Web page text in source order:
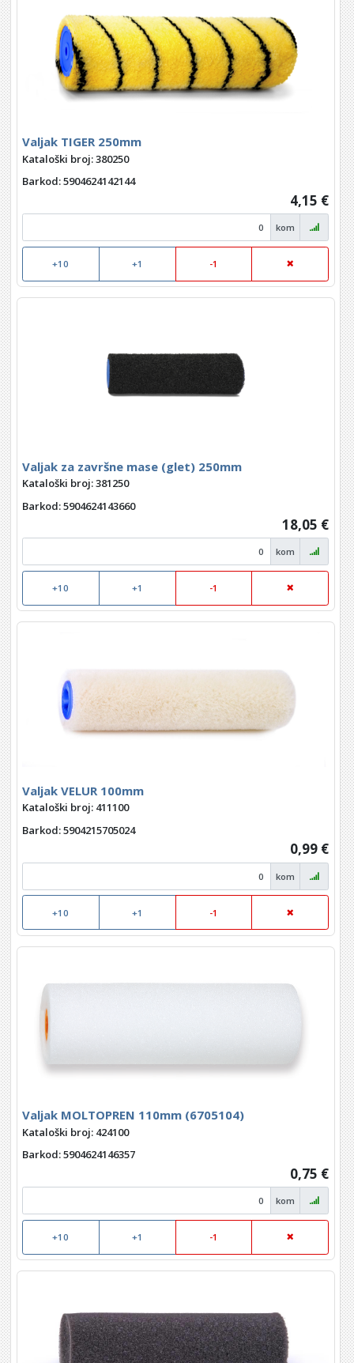
Valjak TIGER 250mm
Kataloški broj: 380250
Barkod: 5904624142144
4,15 €
kom
+10 +1 -1
Valjak za završne mase (glet) 250mm
Kataloški broj: 381250
Barkod: 5904624143660
18,05 €
kom
+10 +1 -1
Valjak VELUR 100mm
Kataloški broj: 411100
Barkod: 5904215705024
0,99 €
kom
+10 +1 -1
Valjak MOLTOPREN 110mm (6705104)
Kataloški broj: 424100
Barkod: 5904624146357
0,75 €
kom
+10 +1 -1